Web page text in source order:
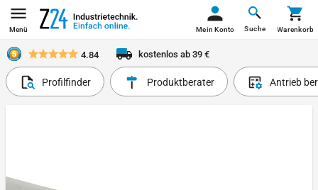
Menü Suche
Mein Konto Warenkorb
4.84 kostenlos ab 39 €
Profilfinder Produktberater Antrieb